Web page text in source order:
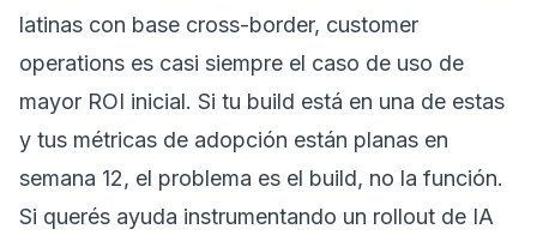
latinas con base cross-border, customer
operations es casi siempre el caso de uso de
mayor ROI inicial. Si tu build está en una de estas
y tus métricas de adopción están planas en
semana 12, el problema es el build, no la función.
Si querés ayuda instrumentando un rollout de IA